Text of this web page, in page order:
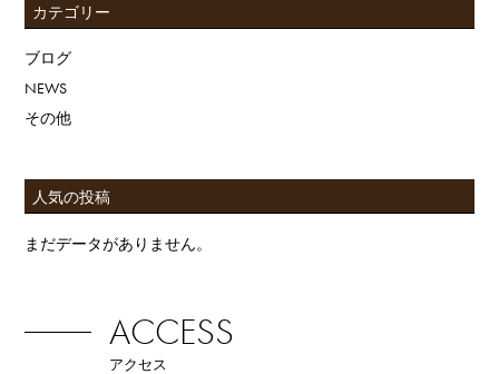
カテゴリー
ブログ
NEWS
その他
人気の投稿
まだデータがありません。
ACCESS
アクセス